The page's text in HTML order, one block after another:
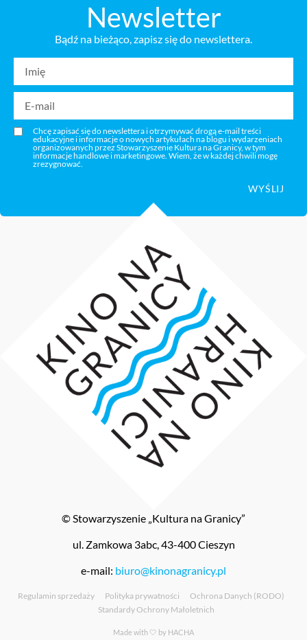
Newsletter
Bądź na bieżąco, zapisz się do newslettera.
Chcę zapisać się do newslettera i otrzymywać drogą e-mail treści
edukacyjne i informacje o nowych artykułach na blogu i wydarzeniach
organizowanych przez Stowarzyszenie Kultura na Granicy, w tym
informacje handlowe i marketingowe. Wiem, że w każdej chwili mogę
zrezygnować.
WYŚLIJ
© Stowarzyszenie „Kultura na Granicy”
ul. Zamkowa 3abc, 43-400 Cieszyn
e-mail: biuro@kinonagranicy.pl
Regulamin sprzedaży Polityka prywatności
Ochrona Danych (RODO)
Standardy Ochrony Małoletnich
Made with 🤍 by HACHA